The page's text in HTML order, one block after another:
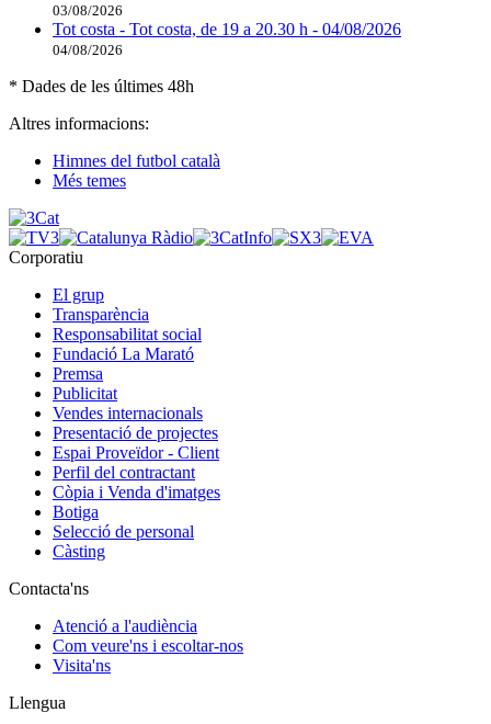
03/08/2026
Tot costa - Tot costa, de 19 a 20.30 h - 04/08/2026
04/08/2026
* Dades de les últimes 48h
Altres informacions:
Himnes del futbol català
Més temes
Corporatiu
El grup
Transparència
Responsabilitat social
Fundació La Marató
Premsa
Publicitat
Vendes internacionals
Presentació de projectes
Espai Proveïdor - Client
Perfil del contractant
Còpia i Venda d'imatges
Botiga
Selecció de personal
Càsting
Contacta'ns
Atenció a l'audiència
Com veure'ns i escoltar-nos
Visita'ns
Llengua